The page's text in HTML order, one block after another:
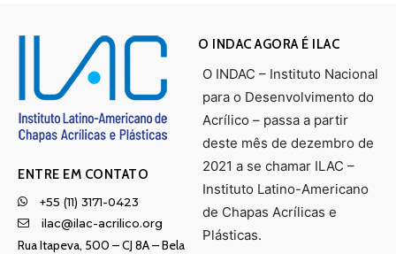
ENTRE EM CONTATO
+55 (11) 3171-0423
ilac@ilac-acrilico.org
Rua Itapeva, 500 – CJ 8A – Bela
O INDAC AGORA É ILAC
O INDAC – Instituto Nacional
para o Desenvolvimento do
Acrílico – passa a partir
deste mês de dezembro de
2021 a se chamar ILAC –
Instituto Latino-Americano
de Chapas Acrílicas e
Plásticas.